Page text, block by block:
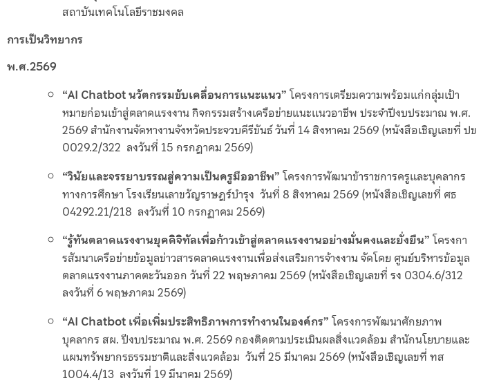
สถาบันเทคโนโลยีราชมงคล
การเป็นวิทยากร
พ.ศ.2569
“AI Chatbot นวัตกรรมขับเคลื่อนการแนะแนว”โครงการเตรียมความพร้อมแก่กลุ่มเป้า
หมายก่อนเข้าสู่ตลาดแรงงาน กิจกรรมสร้างเครือข่ายแนะแนวอาชีพ ประจำปีงบประมาณ พ.ศ.
2569 สำนักงานจัดหางานจังหวัดประจวบคีรีขันธ์ วันที่ 14 สิงหาคม 2569 (หนังสือเชิญเลขที่ ปข
0029.2/322 ลงวันที่ 15 กรกฎาคม 2569)
“วินัยและจรรยาบรรณสู่ความเป็นครูมืออาชีพ”โครงการพัฒนาข้าราชการครูและบุคลากร
ทางการศึกษา โรงเรียนเลาขวัญราษฎร์บำรุง วันที่ 8 สิงหาคม 2569 (หนังสือเชิญเลขที่ ศธ
04292.21/218 ลงวันที่ 10 กรกฏาคม 2569)
“รู้ทันตลาดแรงงานยุคดิจิทัลเพื่อก้าวเข้าสู่ตลาดแรงงานอย่างมั่นคงและยั่งยืน”โครงกา
รสัมนาเครือข่ายข้อมูลข่าวสารตลาดแรงงานเพื่อส่งเสริมการจ้างงาน จัดโดย ศูนย์บริหารข้อมูล
ตลาดแรงงานภาคตะวันออก วันที่ 22 พฤษภาคม 2569 (หนังสือเชิญเลขที่ รง 0304.6/312
ลงวันที่ 6 พฤษภาคม 2569)
“AI Chatbot เพื่อเพิ่มประสิทธิภาพการทำงานในองค์กร”โครงการพัฒนาศักยภาพ
บุคลากร สผ. ปีงบประมาณ พ.ศ. 2569 กองติดตามประเมินผลสิ่งแวดล้อม สำนักนโยบายและ
แผนทรัพยากรธรรมชาติและสิ่งแวดล้อม วันที่ 25 มีนาคม 2569 (หนังสือเชิญเลขที่ ทส
1004.4/13 ลงวันที่ 19 มีนาคม 2569)